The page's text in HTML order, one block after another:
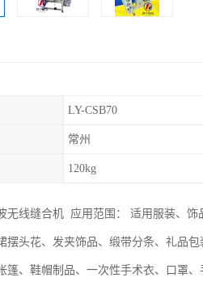
LY-CSB70
常州
120kg
无线缝合机 应用范围： 适用服装、
摆头花、发夹饰品、缎带分条、礼品
篷、鞋帽制品、一次性手术衣、口罩、